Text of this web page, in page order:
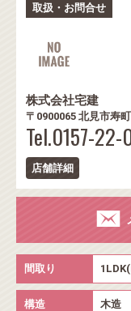
取扱・お問合せ
株式会社宅建
〒0900065 北見市寿
Tel.0157-
店舗詳細
間取り
構造 木造